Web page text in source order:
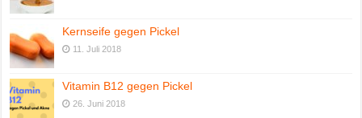
Kernseife gegen Pickel
11. Juli 2018
Vitamin B12 gegen Pickel
26. Juni 2018